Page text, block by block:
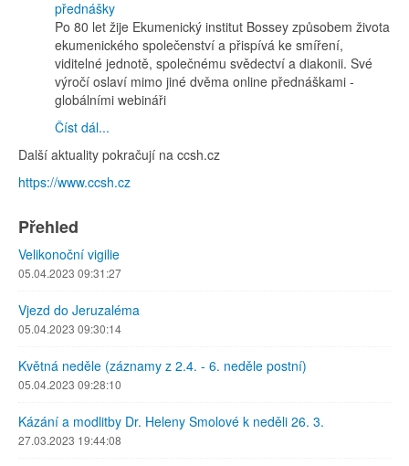
Po 80 let žije Ekumenický institut Bossey způsobem života
ekumenického společenství a přispívá ke smíření,
viditelné jednotě, společnému svědectví a diakonii. Své
výročí oslaví mimo jiné dvěma online přednáškami -
globálními webináři
Číst dál...
Další aktuality pokračují na ccsh.cz
https://www.ccsh.cz
Přehled
Velikonoční vigilie
05.04.2023 09:31:27
Vjezd do Jeruzaléma
05.04.2023 09:30:14
Květná neděle (záznamy z 2.4. - 6. neděle postní)
05.04.2023 09:28:10
Kázání a modlitby Dr. Heleny Smolové k neděli 26. 3.
27.03.2023 19:44:08